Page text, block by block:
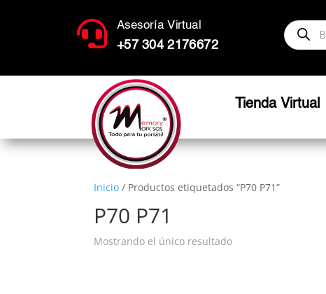
 Asesoría Virtual
+57 304 2176672
de
productos
Tienda Virtual
Inicio / Productos etiquetados “P70 P71”
P70 P71
Mostrando el único resultado